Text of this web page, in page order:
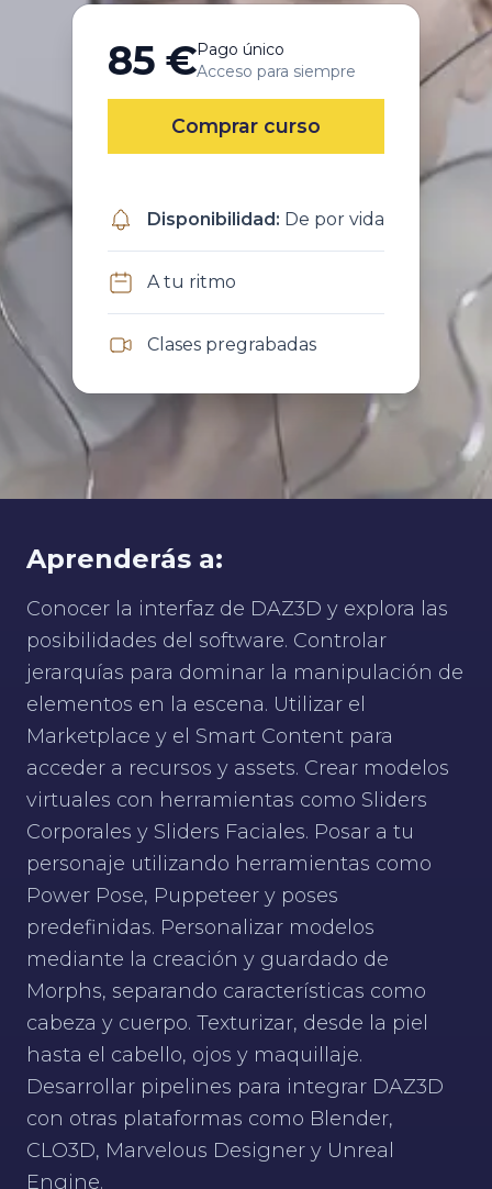
85 €Pago único
Acceso para siempre
Comprar curso
Disponibilidad: De por vida
A tu ritmo
Clases pregrabadas
Aprenderás a:
Conocer la interfaz de DAZ3D y explora las
posibilidades del software. Controlar
jerarquías para dominar la manipulación de
elementos en la escena. Utilizar el
Marketplace y el Smart Content para
acceder a recursos y assets. Crear modelos
virtuales con herramientas como Sliders
Corporales y Sliders Faciales. Posar a tu
personaje utilizando herramientas como
Power Pose, Puppeteer y poses
predefinidas. Personalizar modelos
mediante la creación y guardado de
Morphs, separando características como
cabeza y cuerpo. Texturizar, desde la piel
hasta el cabello, ojos y maquillaje.
Desarrollar pipelines para integrar DAZ3D
con otras plataformas como Blender,
CLO3D, Marvelous Designer y Unreal
Engine.